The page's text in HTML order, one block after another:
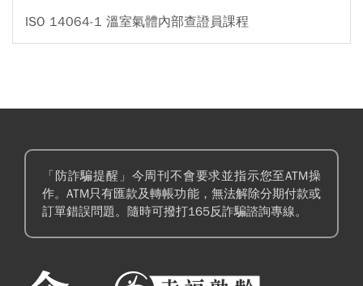
ISO 14064-1 溫室氣體內部查證員課程
「防詐騙提醒」今周刊不會要求並指示您至ATM操
作。ATM只有匯款及轉帳功能，無法解除分期付款或
訂單錯誤問題。隨時可撥打165反詐騙諮詢專線。